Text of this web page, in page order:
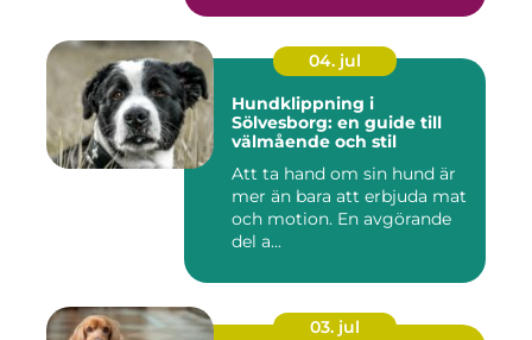
04. jul
Hundklippning i
Sölvesborg: en guide till
välmående och stil
Att ta hand om sin hund är
mer än bara att erbjuda mat
och motion. En avgörande
del a...
03. jul